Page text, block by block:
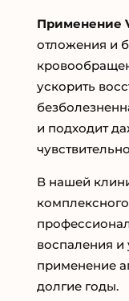
Применение
отложения и
ускорить
и подходит
В нашей
воспаления и
применение
долгие годы.